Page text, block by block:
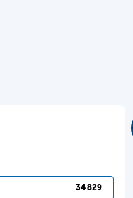
34 829